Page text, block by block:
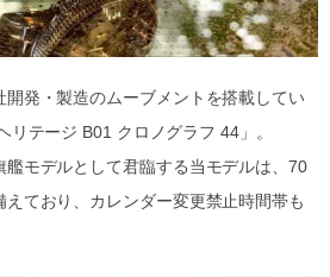
開発・製造のムーブメントを搭載してい
リテージ B01 クロノグラフ 44」。
艦モデルとして君臨する当モデルは、70
ており、カレンダー変更禁止時間帯も